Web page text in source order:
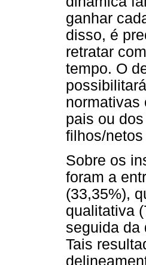
ganhar
disso, é
retratar
tempo. O
normativas
pais ou
filhos/
Sobre os
foram a
(33,35%),
qualitativa
seguida da
Tais